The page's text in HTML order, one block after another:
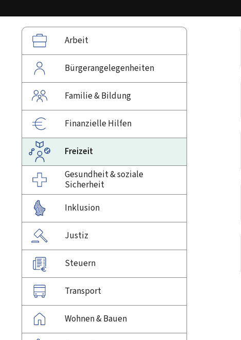
Arbeit
Bürgerangelegenheiten
Familie & Bildung
Finanzielle Hilfen
Freizeit
Gesundheit & soziale
Sicherheit
Inklusion
Justiz
Steuern
Transport
Wohnen & Bauen